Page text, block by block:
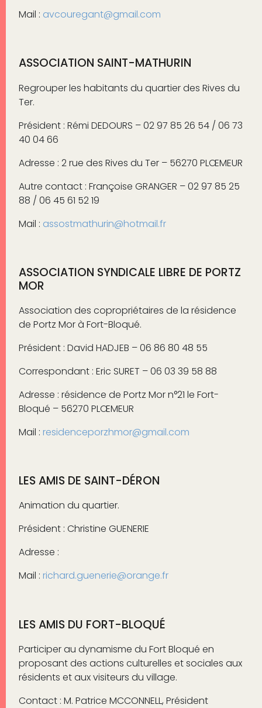
Mail : avcouregant@gmail.com
ASSOCIATION SAINT-MATHURIN
Regrouper les habitants du quartier des Rives du
Ter.
Président : Rémi DEDOURS – 02 97 85 26 54 / 06 73
40 04 66
Adresse : 2 rue des Rives du Ter – 56270 PLŒMEUR
Autre contact : Françoise GRANGER – 02 97 85 25
88 / 06 45 61 52 19
Mail : assostmathurin@hotmail.fr
ASSOCIATION SYNDICALE LIBRE DE PORTZ
MOR
Association des copropriétaires de la résidence
de Portz Mor à Fort-Bloqué.
Président : David HADJEB – 06 86 80 48 55
Correspondant : Eric SURET – 06 03 39 58 88
Adresse : résidence de Portz Mor n°21 le Fort-
Bloqué – 56270 PLŒMEUR
Mail : residenceporzhmor@gmail.com
LES AMIS DE SAINT-DÉRON
Animation du quartier.
Président : Christine GUENERIE
Adresse :
Mail : richard.guenerie@orange.fr
LES AMIS DU FORT-BLOQUÉ
Participer au dynamisme du Fort Bloqué en
proposant des actions culturelles et sociales aux
résidents et aux visiteurs du village.
Contact : M. Patrice MCCONNELL, Président